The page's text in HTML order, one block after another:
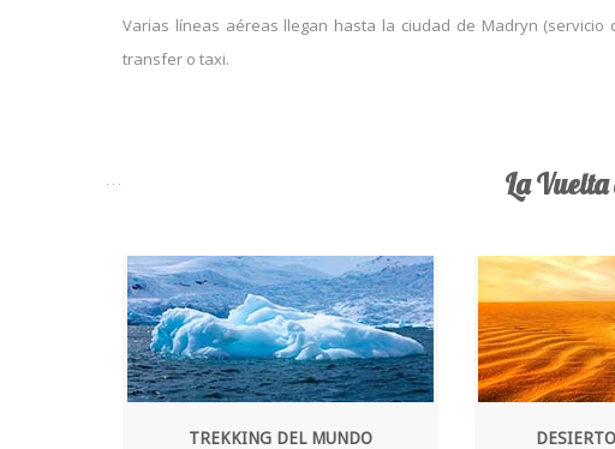
Varias líneas aéreas llegan hasta la ciudad de Madryn
transfer o taxi.
La
TREKKING DEL MUNDO